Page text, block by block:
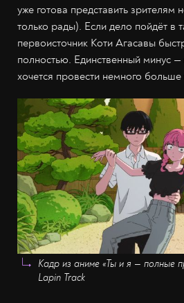
уже готова представить
только рады). Если дело пойдёт в
первоисточник Коти Агасавы
полностью. Единственный минус
хочется провести немного
Кадр из аниме «Ты и я — полные
Lapin Track